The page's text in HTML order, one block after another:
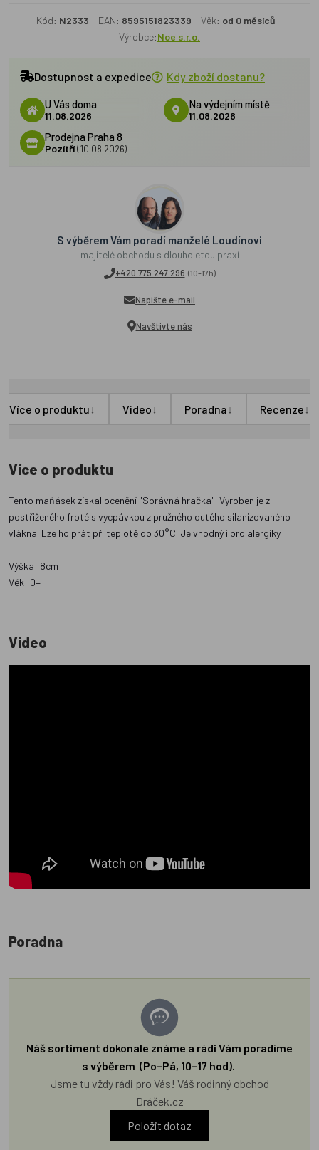
Kód: N2333 EAN: 8595151823339 Věk: od 0 měsíců
Výrobce:Noe s.r.o.
Dostupnost a expedice Kdy zboží dostanu?
U Vás doma
11.08.2026
Na výdejním místě
11.08.2026
Prodejna Praha 8
Pozítří(10.08.2026)
S výběrem Vám poradí manželé Loudínovi
majitelé obchodu s dlouholetou praxí
+420 775 247 296 (10-17h)
Napište e-mail
Navštivte nás
Více o produktu↓ Video↓ Poradna↓ Recenze↓
Více o produktu
Tento maňásek získal ocenění "Správná hračka". Vyroben je z
postřiženého froté s vycpávkou z pružného dutého silanizovaného
vlákna. Lze ho prát při teplotě do 30°C. Je vhodný i pro alergiky.
Výška: 8cm
Věk: 0+
Video
Poradna
Náš sortiment dokonale známe a rádi Vám poradíme
s výběrem (Po–Pá, 10–17 hod).
Jsme tu vždy rádi pro Vás! Váš rodinný obchod
Dráček.cz
Položit dotaz